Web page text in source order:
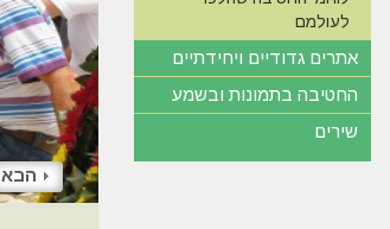
הבא
לעולמם
אתרים גדודיים ויחידתיים
החטיבה בתמונות ובשמע
שירים